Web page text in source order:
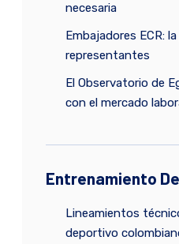
necesaria
Embajadores ECR:
representantes
El Observatorio de
con el mercado
Entrenamiento
Lineamientos
deportivo